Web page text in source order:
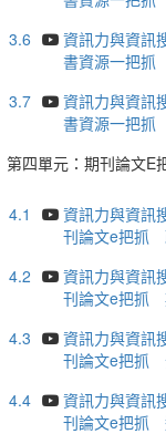
3.6
資訊力與資
書資源一把
3.7
資訊力與資
書資源一把
第四單元：期刊論文E
4.1
資訊力與資
刊論文e把抓
4.2
資訊力與資
刊論文e把抓
4.3
資訊力與資
刊論文e把抓
4.4
資訊力與資
刊論文e把抓